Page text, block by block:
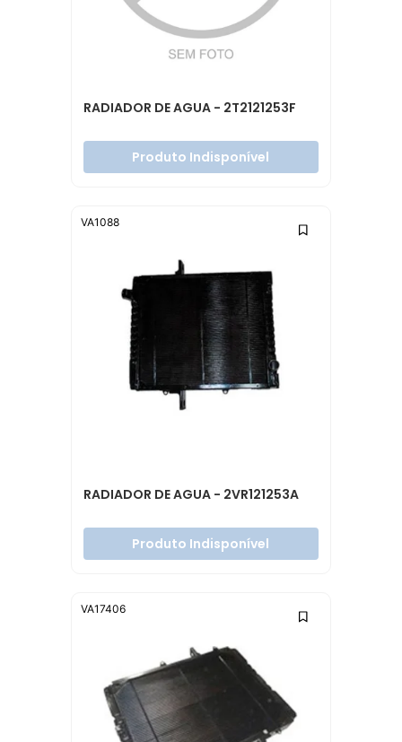
RADIADOR DE AGUA - 2T2121253F
Produto Indisponível
RADIADOR DE AGUA - 2VR121253A
Produto Indisponível
VA1088
VA17406